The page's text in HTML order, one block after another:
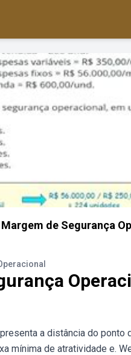
de Segurança
a distância do
mínima de atratividade e.